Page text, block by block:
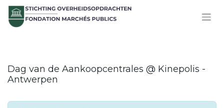
Dag van de Aankoopcentrales @ Kinepolis -
Antwerpen